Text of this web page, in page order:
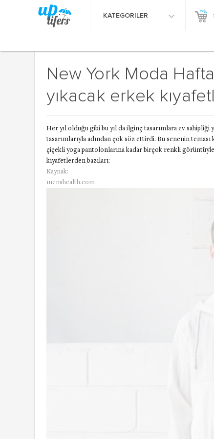
KATEGORİLER
New York Moda
yıkacak erkek
Her yıl olduğu gibi bu yıl da ilginç tasarımlara ev
tasarımlarıyla adından çok söz ettirdi. Bu senenin
çiçekli yoga pantolonlarına kadar birçok renkli görüntüyle
kıyafetlerden bazıları:
Kaynak:
menshealth.com